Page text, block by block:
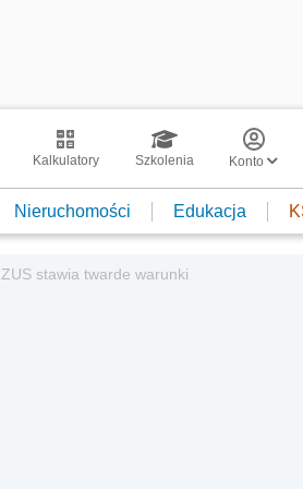
Kalkulatory Szkolenia Konto
Nieruchomości Edukacja
stawia twarde warunki